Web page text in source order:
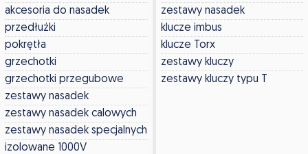
akcesoria do nasadek
przedłużki
pokrętła
grzechotki
grzechotki przegubowe
zestawy nasadek
zestawy nasadek calowych
zestawy nasadek specjalnych
izolowane 1000V
zestawy nasadek
klucze imbus
klucze Torx
zestawy kluczy
zestawy kluczy typu T